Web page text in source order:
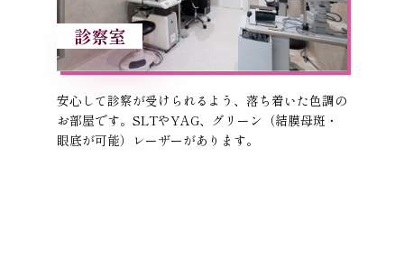
診察室
安心して診察が受けられるよう、落ち着いた色調の
お部屋です。SLTやYAG、グリーン（結膜母斑・
眼底が可能）レーザーがあります。